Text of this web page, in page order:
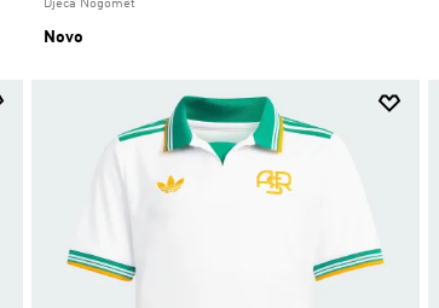
Djeca Nogomet
Novo